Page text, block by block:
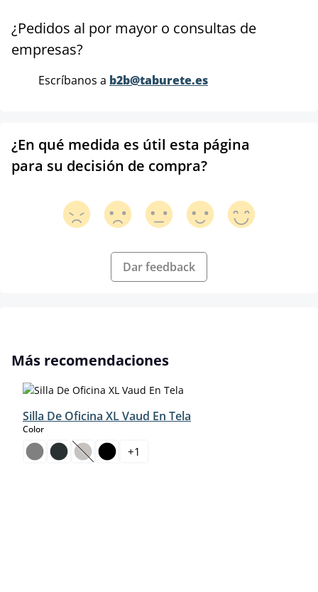
¿Pedidos al por mayor o consultas de
empresas?
Escríbanos a b2b@taburete.es
¿En qué medida es útil esta página
para su decisión de compra?
Dar feedback
Omitir la galería de productos
Más recomendaciones
Silla De Oficina XL Vaud En Tela
Colorselect
(Esta opción no está disponible en este momento.)
+1